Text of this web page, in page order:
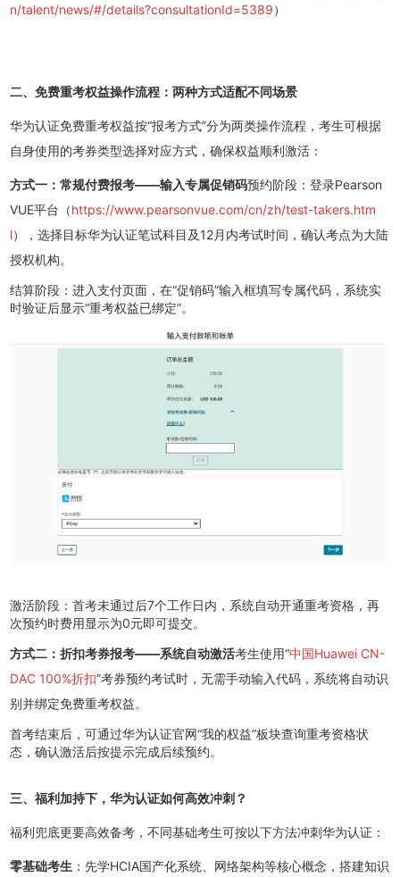
n/talent/news/#/details?consultationId=5389）
二、免费重考权益操作流程：两种方式适配不同场景
华为认证免费重考权益按“报考方式”分为两类操作流程，考生可根据
自身使用的考券类型选择对应方式，确保权益顺利激活：
方式一：常规付费报考——输入专属促销码预约阶段：登录Pearson
VUE平台（https://www.pearsonvue.com/cn/zh/test-takers.htm
l），选择目标华为认证笔试科目及12月内考试时间，确认考点为大陆
授权机构。
结算阶段：进入支付页面，在“促销码”输入框填写专属代码，系统实
时验证后显示“重考权益已绑定”。
激活阶段：首考未通过后7个工作日内，系统自动开通重考资格，再
次预约时费用显示为0元即可提交。
方式二：折扣考券报考——系统自动激活考生使用“中国Huawei CN-
DAC 100%折扣”考券预约考试时，无需手动输入代码，系统将自动识
别并绑定免费重考权益。
首考结束后，可通过华为认证官网“我的权益”板块查询重考资格状
态，确认激活后按提示完成后续预约。
三、福利加持下，华为认证如何高效冲刺？
福利兜底更要高效备考，不同基础考生可按以下方法冲刺华为认证：
零基础考生 ：先学HCIA国产化系统、网络架构等核心概念，搭建知识